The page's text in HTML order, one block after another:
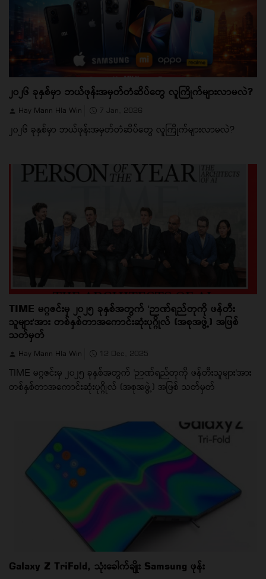
၂၀၂၆ ခုနှစ်မှာ ဘယ်ဖုန်းအမှတ်တံဆိပ်တွေ လူကြိုက်များလာမလဲ?
Hay Mann Hla Win 7 Jan, 2026
၂၀၂၆ ခုနှစ်မှာ ဘယ်ဖုန်းအမှတ်တံဆိပ်တွေ လူကြိုက်များလာမလဲ?
TIME မဂ္ဂဇင်းမှ ၂၀၂၅ ခုနှစ်အတွက် 'ဉာဏ်ရည်တုကို ဖန်တီး
သူများ'အား တစ်နှစ်တာအကောင်းဆုံးပုဂ္ဂိုလ် (အစုအဖွဲ့) အဖြစ်
သတ်မှတ်
Hay Mann Hla Win 12 Dec, 2025
TIME မဂ္ဂဇင်းမှ ၂၀၂၅ ခုနှစ်အတွက် 'ဉာဏ်ရည်တုကို ဖန်တီးသူများ'အား
တစ်နှစ်တာအကောင်းဆုံးပုဂ္ဂိုလ် (အစုအဖွဲ့) အဖြစ် သတ်မှတ်
Galaxy Z TriFold, သုံးခေါက်ချိုး Samsung ဖုန်း